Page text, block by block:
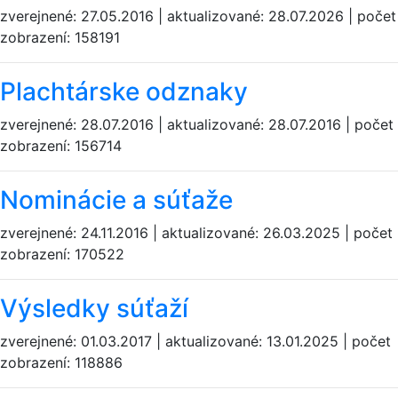
zverejnené: 27.05.2016 | aktualizované: 28.07.2026 | počet
zobrazení: 158191
Plachtárske odznaky
zverejnené: 28.07.2016 | aktualizované: 28.07.2016 | počet
zobrazení: 156714
Nominácie a súťaže
zverejnené: 24.11.2016 | aktualizované: 26.03.2025 | počet
zobrazení: 170522
Výsledky súťaží
zverejnené: 01.03.2017 | aktualizované: 13.01.2025 | počet
zobrazení: 118886